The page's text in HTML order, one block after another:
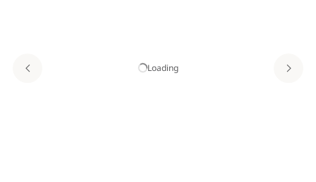
Loading